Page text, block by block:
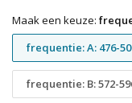
Maak een keuze:
frequentie: A: 476-
frequentie: B: 572-